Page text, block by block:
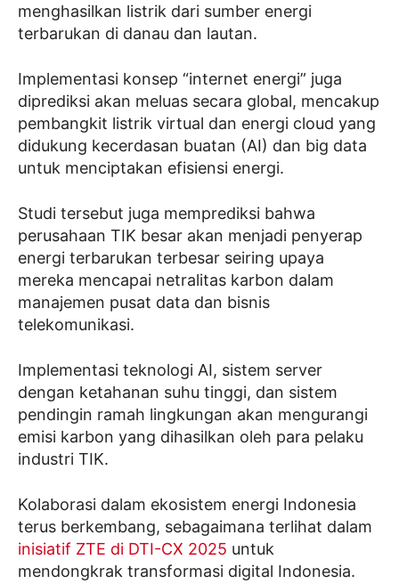
menghasilkan listrik dari sumber energi
terbarukan di danau dan lautan.
Implementasi konsep “internet energi” juga
diprediksi akan meluas secara global, mencakup
pembangkit listrik virtual dan energi cloud yang
didukung kecerdasan buatan (AI) dan big data
untuk menciptakan efisiensi energi.
Studi tersebut juga memprediksi bahwa
perusahaan TIK besar akan menjadi penyerap
energi terbarukan terbesar seiring upaya
mereka mencapai netralitas karbon dalam
manajemen pusat data dan bisnis
telekomunikasi.
Implementasi teknologi AI, sistem server
dengan ketahanan suhu tinggi, dan sistem
pendingin ramah lingkungan akan mengurangi
emisi karbon yang dihasilkan oleh para pelaku
industri TIK.
Kolaborasi dalam ekosistem energi Indonesia
terus berkembang, sebagaimana terlihat dalam
inisiatif ZTE di DTI-CX 2025 untuk
mendongkrak transformasi digital Indonesia.